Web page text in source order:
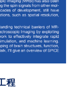
程